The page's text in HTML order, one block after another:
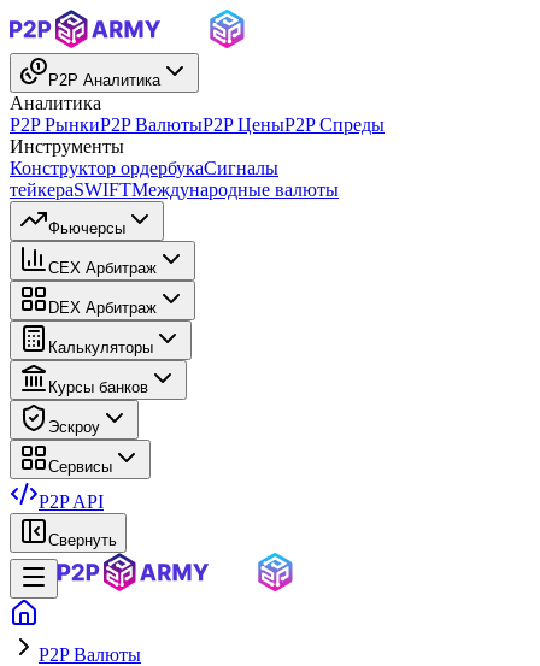
P2P Аналитика
Аналитика
P2P РынкиP2P ВалютыP2P ЦеныP2P Спреды
Инструменты
Конструктор ордербукаСигналы
тейкераSWIFTМеждународные валюты
Фьючерсы
CEX Арбитраж
DEX Арбитраж
Калькуляторы
Курсы банков
Эскроу
Сервисы
P2P API
Свернуть
P2P Валюты